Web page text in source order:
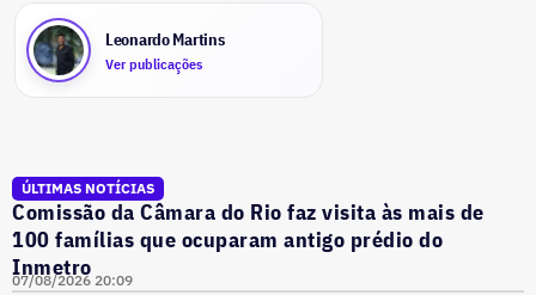
Leonardo Martins
Ver publicações
ÚLTIMAS NOTÍCIAS
Comissão da Câmara do Rio faz visita às mais de
100 famílias que ocuparam antigo prédio do
Inmetro
07/08/2026 20:09